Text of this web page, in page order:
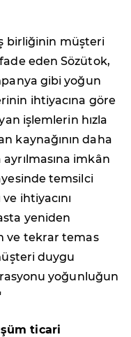
birliğinin müşteri
eden Sözütok,
gibi yoğun
ihtiyacına göre
işlemlerin hızla
kaynağının daha
imkân
temsilci
ihtiyacını
yeniden
ve tekrar temas
duygu
yoğunluğun
ticari